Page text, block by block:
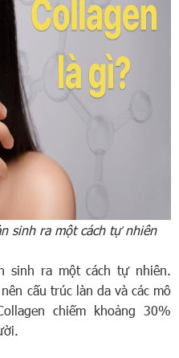
sinh ra một cách tự nhiên
sinh ra một cách tự nhiên.
cấu trúc làn da và các mô
chiếm khoảng 30%